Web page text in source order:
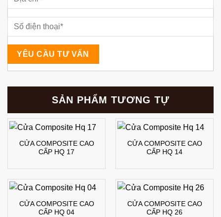
SẢN PHẨM TƯƠNG TỰ
CỬA COMPOSITE CAO
CẤP HQ 17
CỬA COMPOSITE CAO
CẤP HQ 14
CỬA COMPOSITE CAO
CẤP HQ 04
CỬA COMPOSITE CAO
CẤP HQ 26